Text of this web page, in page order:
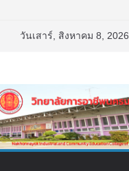
วันเสาร์, สิงหาคม 8, 2026